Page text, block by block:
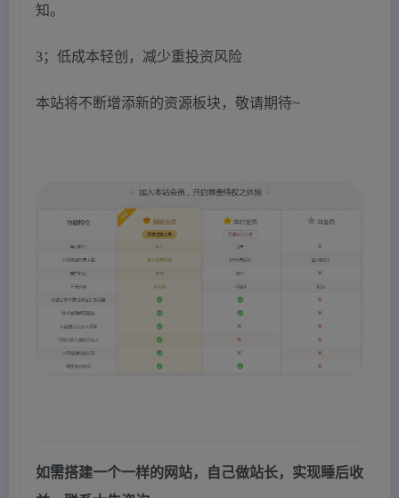
知。
3；低成本轻创，减少重投资风险
本站将不断增添新的资源板块，敬请期待~
如需搭建一个一样的网站，自己做站长，实现睡后收